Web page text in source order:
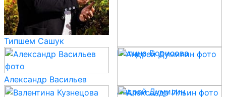
Типшем Сашук
Полина Борисова
Александр Васильев
Андрей Думилин